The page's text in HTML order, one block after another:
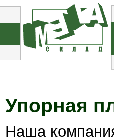
Упорная
Наша